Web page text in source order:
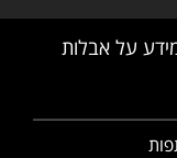
על אבלות